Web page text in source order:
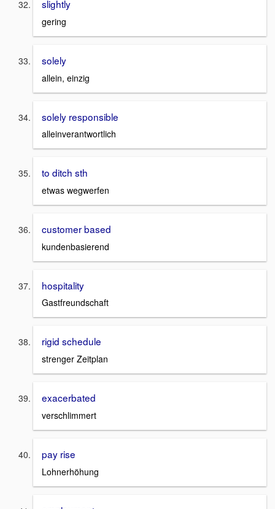
slightly
gering
solely
allein, einzig
solely responsible
alleinverantwortlich
to ditch sth
etwas wegwerfen
customer based
kundenbasierend
hospitality
Gastfreundschaft
rigid schedule
strenger Zeitplan
exacerbated
verschlimmert
pay rise
Lohnerhöhung